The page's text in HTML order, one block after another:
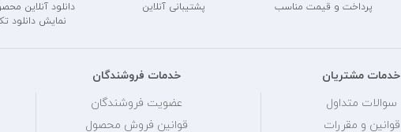
پرداخت و قیمت مناسب پشتیبانی آنلاین
دانلود آنلاین
نمایش دانلود
خدمات مشتریان
سوالات متداول
قوانین و مقررات
خدمات فروشندگان
عضویت فروشندگان
قوانین فروش محصول